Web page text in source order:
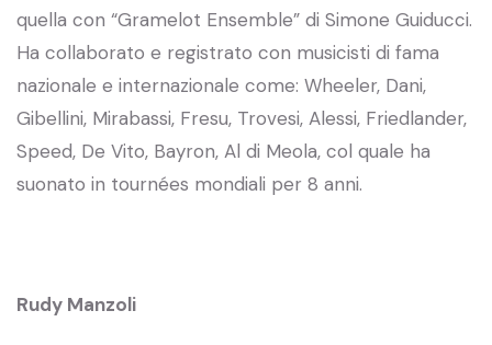
quella con “Gramelot Ensemble” di Simone Guiducci.
Ha collaborato e registrato con musicisti di fama
nazionale e internazionale come: Wheeler, Dani,
Gibellini, Mirabassi, Fresu, Trovesi, Alessi, Friedlander,
Speed, De Vito, Bayron, Al di Meola, col quale ha
suonato in tournées mondiali per 8 anni.
Rudy Manzoli